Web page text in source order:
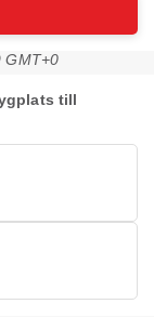
GMT+0
till